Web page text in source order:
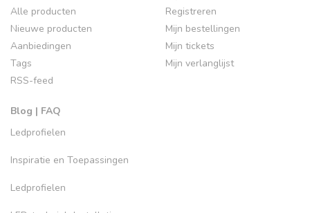
Alle producten
Nieuwe producten
Aanbiedingen
Tags
RSS-feed
Blog | FAQ
Ledprofielen
Inspiratie en Toepassingen
Ledprofielen
Registreren
Mijn bestellingen
Mijn tickets
Mijn verlanglijst